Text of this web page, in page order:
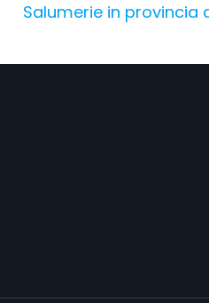
Salumerie in provincia